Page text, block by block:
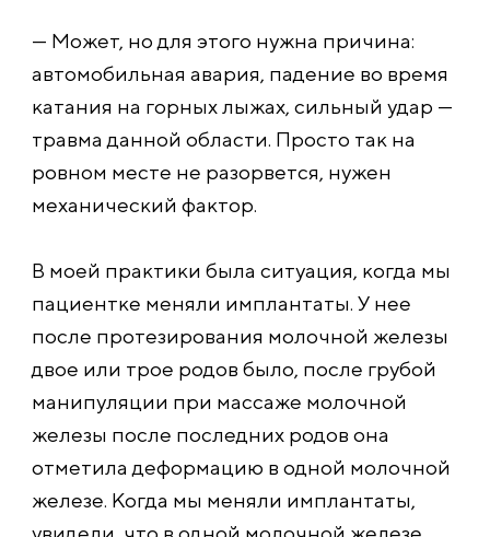
— Может, но для этого нужна причина:
автомобильная авария, падение во время
катания на горных лыжах, сильный удар —
травма данной области. Просто так на
ровном месте не разорвется, нужен
механический фактор.
В моей практики была ситуация, когда мы
пациентке меняли имплантаты. У нее
после протезирования молочной железы
двое или трое родов было, после грубой
манипуляции при массаже молочной
железы после последних родов она
отметила деформацию в одной молочной
железе. Когда мы меняли имплантаты,